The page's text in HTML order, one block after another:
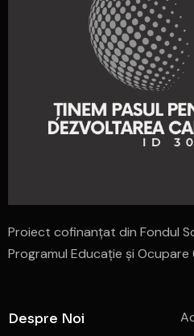
Proiect cofinanțat din Fondul
Programul Educație și Ocupare
Despre Noi